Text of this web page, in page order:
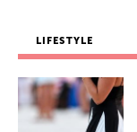
LIFESTYLE